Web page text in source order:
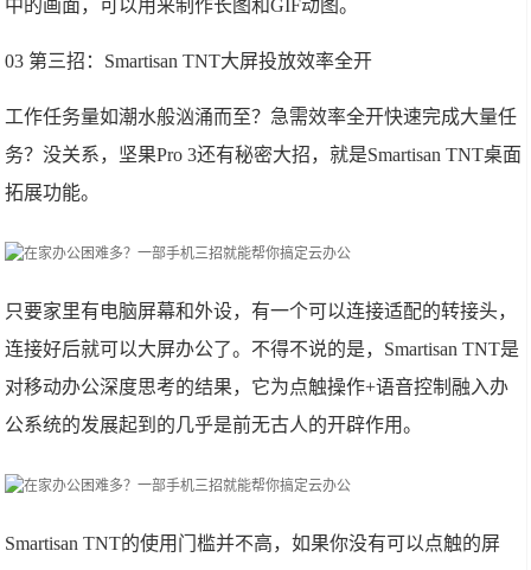
中的画面，可以用来制作长图和GIF动图。
03 第三招：Smartisan TNT大屏投放效率全开
工作任务量如潮水般汹涌而至？急需效率全开快速完成大量任
务？没关系，坚果Pro 3还有秘密大招，就是Smartisan TNT桌面
拓展功能。
只要家里有电脑屏幕和外设，有一个可以连接适配的转接头，
连接好后就可以大屏办公了。不得不说的是，Smartisan TNT是
对移动办公深度思考的结果，它为点触操作+语音控制融入办
公系统的发展起到的几乎是前无古人的开辟作用。
Smartisan TNT的使用门槛并不高，如果你没有可以点触的屏